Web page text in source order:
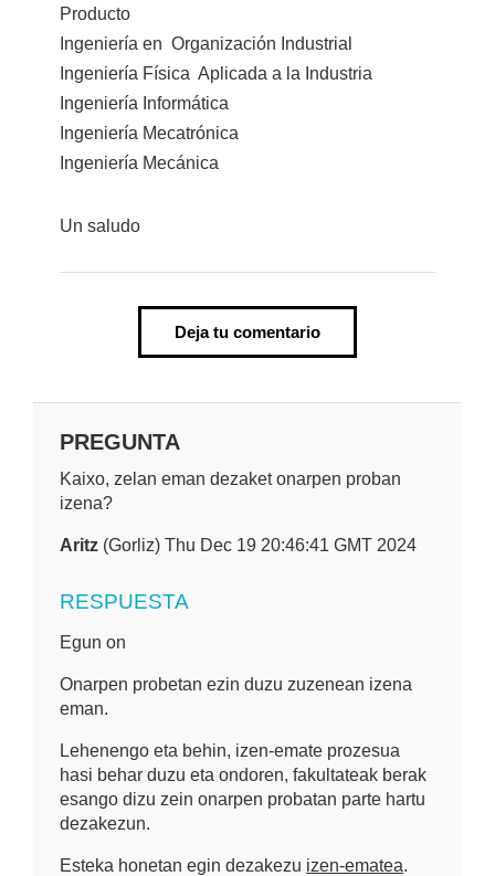
Producto
Ingeniería en Organización Industrial
Ingeniería Física Aplicada a la Industria
Ingeniería Informática
Ingeniería Mecatrónica
Ingeniería Mecánica
Un saludo
Deja tu comentario
PREGUNTA
Kaixo, zelan eman dezaket onarpen proban
izena?
Aritz (Gorliz) Thu Dec 19 20:46:41 GMT 2024
RESPUESTA
Egun on
Onarpen probetan ezin duzu zuzenean izena
eman.
Lehenengo eta behin, izen-emate prozesua
hasi behar duzu eta ondoren, fakultateak berak
esango dizu zein onarpen probatan parte hartu
dezakezun.
Esteka honetan egin dezakezu izen-ematea.